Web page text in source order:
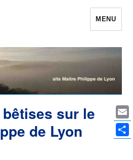
de Lyon le site qui était
MENU
sur le
de Lyon